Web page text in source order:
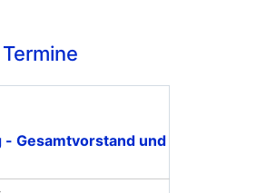
Gesamtvorstand und